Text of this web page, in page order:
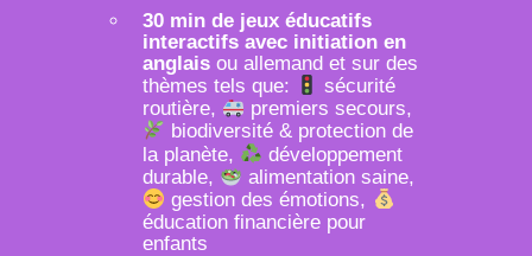
30 min de jeux éducatifs
interactifs avec initiation en
anglais ou allemand et sur des
thèmes tels que:
sécurité
routière,
premiers secours,
biodiversité & protection de
la planète,
développement
durable,
alimentation saine,
gestion des émotions,
éducation financière pour
enfants